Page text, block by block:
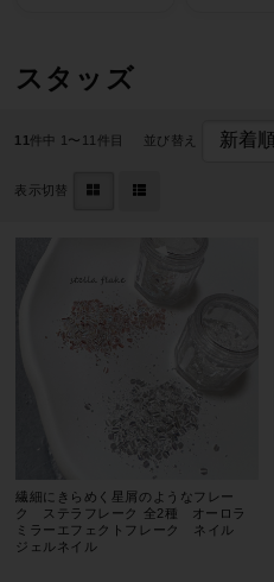
スタッズ
11 件中 1〜11件目 並び替え
表示切替
繊細にきらめく星屑のようなフレー
ク ステラフレーク 全2種 オーロラ
ミラーエフェクトフレーク ネイル
ジェルネイル